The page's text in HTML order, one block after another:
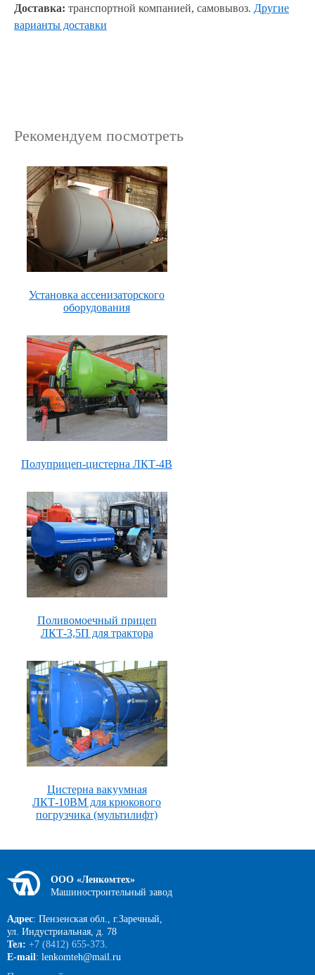
Доставка: транспортной компанией, самовывоз. Другие
варианты доставки
Рекомендуем посмотреть
Установка ассенизаторского
оборудования
Полуприцеп-цистерна ЛКТ-4В
Поливомоечный прицеп
ЛКТ-3,5П для трактора
Цистерна вакуумная
ЛКТ-10ВМ для крюкового
погрузчика (мультилифт)
ООО «Ленкомтех»
Машиностроительный завод
Адрес: Пензенская обл., г.Заречный,
ул. Индустриальная, д. 78
Тел: +7 (8412) 655-373.
E-mail: lenkomteh@mail.ru